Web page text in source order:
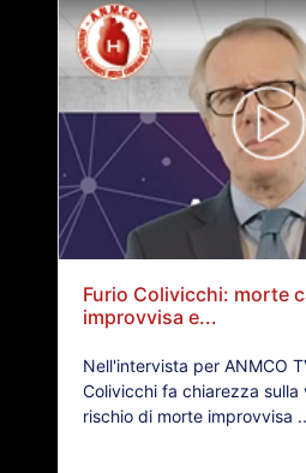
Furio Colivicchi: morte
improvvisa e...
Nell'intervista per ANMCO
Colivicchi fa chiarezza sulla
rischio di morte improvvisa